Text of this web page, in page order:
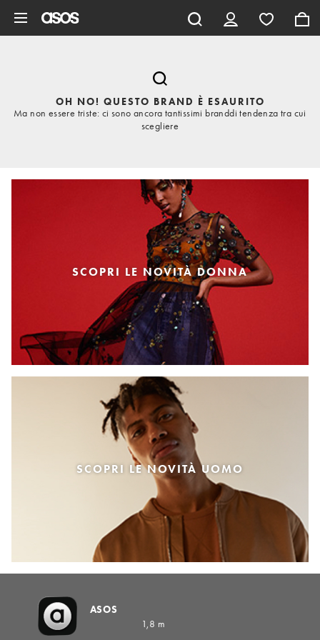
OH NO! QUESTO BRAND È ESAURITO
Ma non essere triste: ci sono ancora tantissimi branddi tendenza tra cui
scegliere
SCOPRI LE NOVITÀ DONNA
SCOPRI LE NOVITÀ UOMO
ASOS
1,8 m